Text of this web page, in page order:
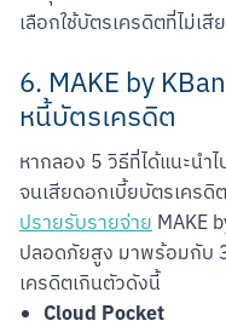
เลือกใช้บัตรเครดิตที่ไม่เ
6. MAKE by
หนี้บัตรเครดิต
หากลอง 5 วิธีที่ได้แนะนำ
จนเสียดอกเบี้ยบัตรเครดิ
ปรายรับรายจ่าย MAKE
ปลอดภัยสูง มาพร้อมกับ
เครดิตเกินตัวดังนี้
Cloud Pocket